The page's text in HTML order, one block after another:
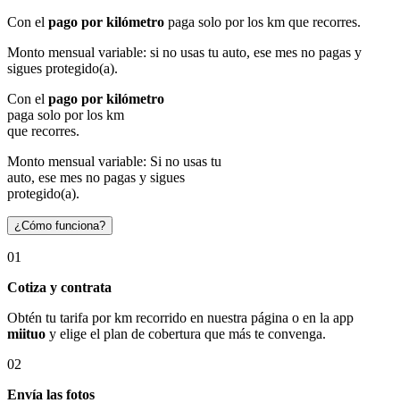
Con el pago por kilómetro paga solo por los km que recorres.
Monto mensual variable: si no usas tu auto, ese mes no pagas y
sigues protegido(a).
Con el pago por kilómetro
paga solo por los km
que recorres.
Monto mensual variable: Si no usas tu
auto, ese mes no pagas y sigues
protegido(a).
¿Cómo funciona?
01
Cotiza y contrata
Obtén tu tarifa por km recorrido en nuestra página o en la app
miituo y elige el plan de cobertura que más te convenga.
02
Envía las fotos